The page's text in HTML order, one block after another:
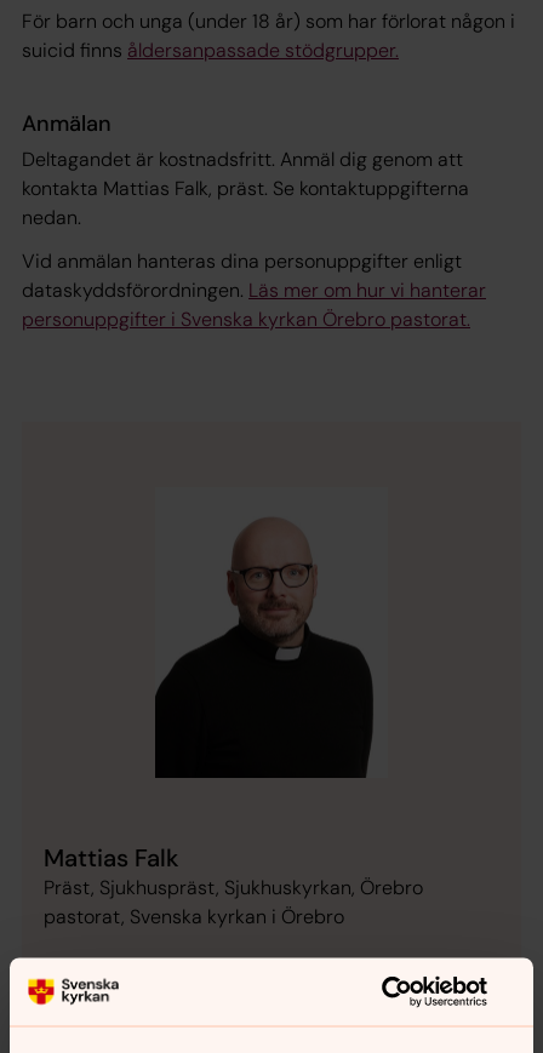
För barn och unga (under 18 år) som har förlorat någon i
suicid finns åldersanpassade stödgrupper.
Anmälan
Deltagandet är kostnadsfritt. Anmäl dig genom att
kontakta Mattias Falk, präst. Se kontaktuppgifterna
nedan.
Vid anmälan hanteras dina personuppgifter enligt
dataskyddsförordningen. Läs mer om hur vi hanterar
personuppgifter i Svenska kyrkan Örebro pastorat.
Mattias Falk
Präst, Sjukhuspräst, Sjukhuskyrkan, Örebro
pastorat, Svenska kyrkan i Örebro
Direkt:019-15 47 89, 019-602 27 61
E-post:mattias.falk@svenskakyrkan.se